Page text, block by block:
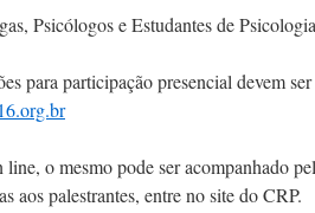
Psicólogos e Estudantes de
para participação presencial devem
line, o mesmo pode ser acompanhado
aos palestrantes, entre no site do CRP.